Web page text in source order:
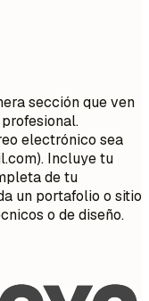
sección que ven
electrónico sea
). Incluye tu
de tu
un portafolio o sitio
o de diseño.